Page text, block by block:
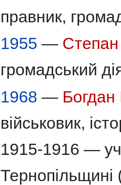
правник,
1955 —
громадський
1968 — Богдан
військовик,
1915-1916 —
Тернопільщині